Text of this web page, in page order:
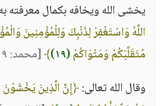
يخشى الله ويخافه بكمال معرفته
اللَّهُ وَاسْتَغْفِرْ لِذَنْبِكَ وَلِلْمُؤْمِنِينَ
مُتَقَلَّبَكُمْ وَمَثْوَاكُمْ(١٩) ﴾[محمد: ١٩]
وقال الله تعالى:﴿إِنَّ الَّذِينَ يَخْشَوْنَ